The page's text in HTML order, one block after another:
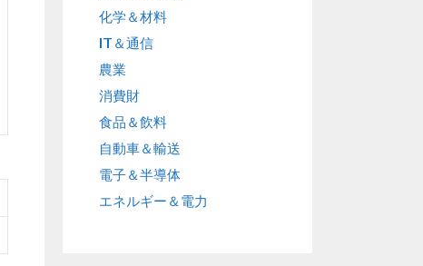
化学＆材料
IT＆通信
農業
消費財
食品＆飲料
自動車＆輸送
電子＆半導体
エネルギー＆電力